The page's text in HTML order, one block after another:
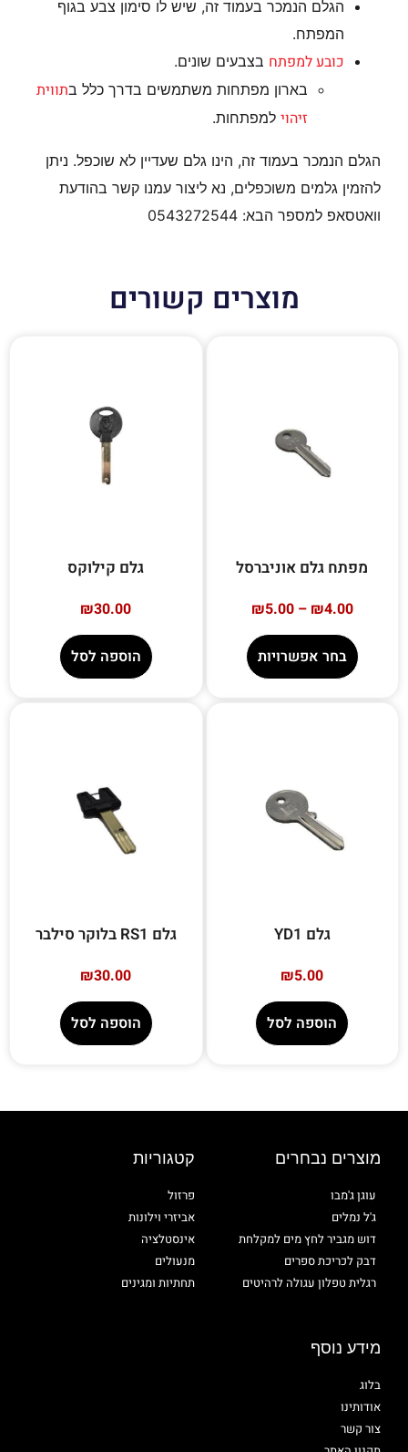
הגלם הנמכר בעמוד זה, שיש לו סימון צבע בגוף
המפתח.
כובע למפתח בצבעים שונים.
בארון מפתחות משתמשים בדרך כלל בתווית
זיהוי למפתחות.
הגלם הנמכר בעמוד זה, הינו גלם שעדיין לא שוכפל. ניתן
להזמין גלמים משוכפלים, נא ליצור עמנו קשר בהודעת
וואטסאפ למספר הבא: 0543272544
מוצרים קשורים
מפתח גלם אוניברסל
₪4.00
–
₪5.00
בחר אפשרויות
גלם קילוקס
₪30.00
הוספה לסל
גלם YD1
₪5.00
הוספה לסל
גלם RS1 בלוקר סילבר
₪30.00
הוספה לסל
מוצרים נבחרים
עוגן ג'מבו
ג'ל נמלים
דוש מגביר לחץ מים למקלחת
דבק לכריכת ספרים
רגלית טפלון עגולה לרהיטים
קטגוריות
פרזול
אביזרי וילונות
אינסטלציה
מנעולים
תחתיות ומגינים
מידע נוסף
בלוג
אודותינו
צור קשר